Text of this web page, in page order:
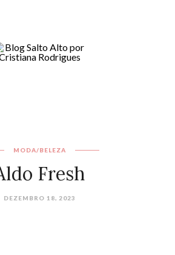
MODA/BELEZA
Fresh
DEZEMBRO 18, 2023